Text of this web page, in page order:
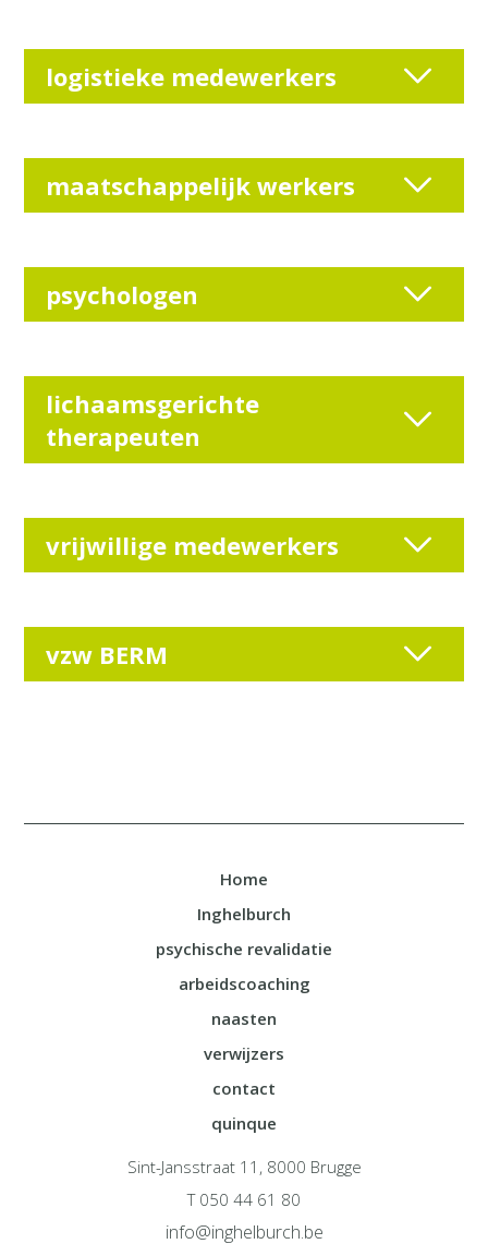
logistieke medewerkers
maatschappelijk werkers
psychologen
lichaamsgerichte
therapeuten
vrijwillige medewerkers
vzw BERM
Home
Inghelburch
psychische revalidatie
arbeidscoaching
naasten
verwijzers
contact
quinque
Sint-Jansstraat 11, 8000 Brugge
T 050 44 61 80
info@inghelburch.be